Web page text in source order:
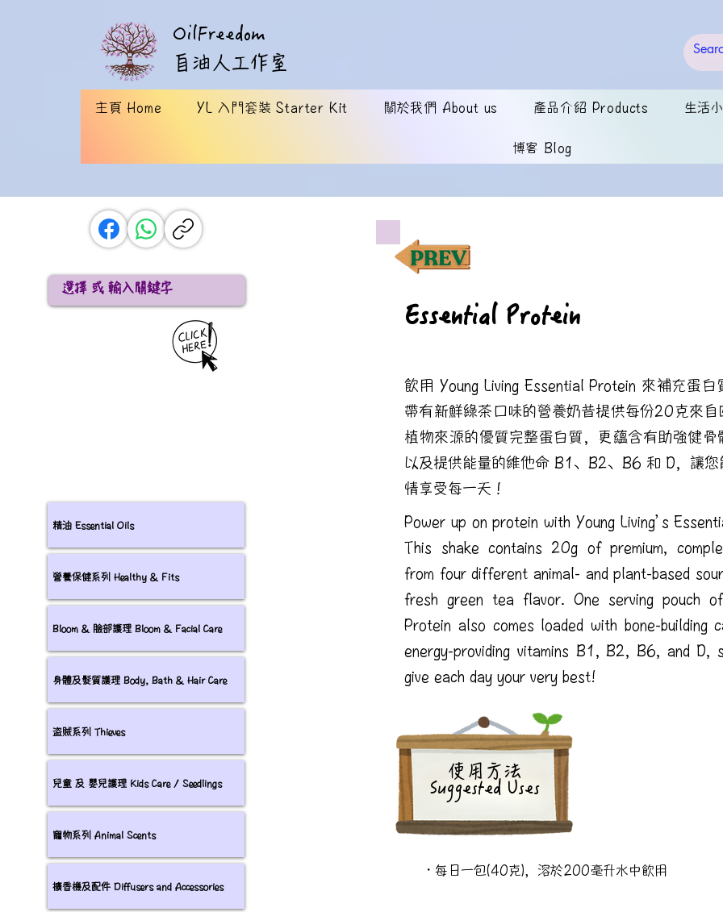
OilFreedom
​自油人工作室
主頁 Home YL 入門套裝 Starter Kit 關於我們 About us 產品介紹 Products 生活
博客 Blog
精油 Essential Oils
營養保健系列 Healthy & Fits
Bloom & 臉部護理 Bloom & Facial Care
身體及髮質護理 Body, Bath & Hair Care
盗賊系列 Thieves
兒童 及 嬰兒護理 Kids Care / Seedlings
寵物系列 Animal Scents
擴香機及配件 Diffusers and Accessories
Essential Protein
飲用 Young Living Essential Protein 來補充蛋白
帶有新鮮綠茶口味的營養奶昔提供每份20克來自
植物來源的優質完整蛋白質，更蘊含有助強健骨
以及提供能量的維他命 B1、B2、B6 和 D，讓您
情享受每一天！
Power up on protein with Young Living’s
This shake contains 20g of premium,
from four different animal- and plant-based
fresh green tea flavor. One serving pouch
Protein also comes loaded with bone-building
energy-providing vitamins B1, B2, B6, and D,
give each day your very best!
​使用方法
Suggested Uses
・每日一包(40克)，溶於200毫升水中飲用